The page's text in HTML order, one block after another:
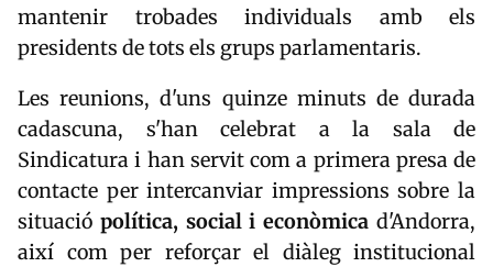
mantenir trobades individuals amb els
presidents de tots els grups parlamentaris.
Les reunions, d'uns quinze minuts de durada
cadascuna, s'han celebrat a la sala de
Sindicatura i han servit com a primera presa de
contacte per intercanviar impressions sobre la
situació política, social i econòmica d'Andorra,
així com per reforçar el diàleg institucional